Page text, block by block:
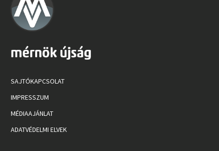
SAJTÓKAPCSOLAT
IMPRESSZUM
MÉDIAAJÁNLAT
ADATVÉDELMI ELVEK